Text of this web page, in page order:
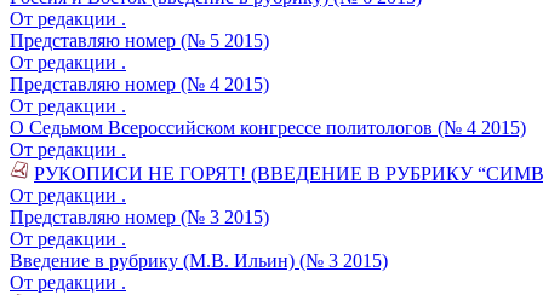
От редакции .
Представляю номер (№ 5 2015)
От редакции .
Представляю номер (№ 4 2015)
От редакции .
О Седьмом Всероссийском конгрессе политологов (№ 4 2015)
От редакции .
РУКОПИСИ НЕ ГОРЯТ! (ВВЕДЕНИЕ В РУБРИКУ
От редакции .
Представляю номер (№ 3 2015)
От редакции .
Введение в рубрику (М.В. Ильин) (№ 3 2015)
От редакции .